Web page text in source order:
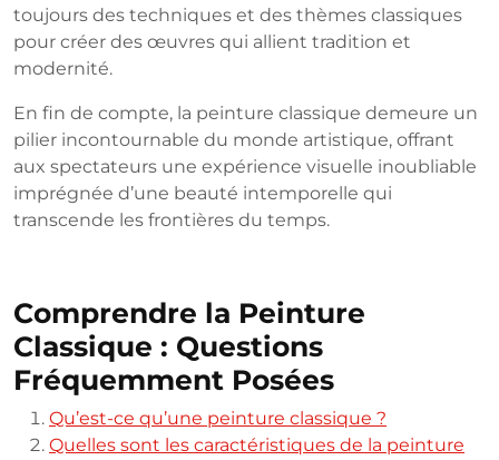
toujours des techniques et des thèmes classiques
pour créer des œuvres qui allient tradition et
modernité.
En fin de compte, la peinture classique demeure un
pilier incontournable du monde artistique, offrant
aux spectateurs une expérience visuelle inoubliable
imprégnée d’une beauté intemporelle qui
transcende les frontières du temps.
Comprendre la Peinture
Classique : Questions
Fréquemment Posées
Qu’est-ce qu’une peinture classique ?
Quelles sont les caractéristiques de la peinture